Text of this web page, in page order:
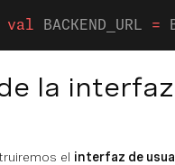
val BACKEND_URL =
la
el interfaz de